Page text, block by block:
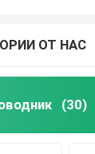
ОТ НАС
(30)